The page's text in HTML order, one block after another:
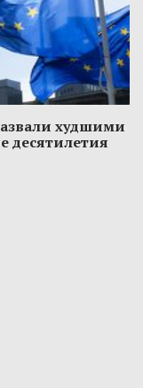
худшими
десятилетия